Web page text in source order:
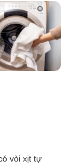
vòi xịt tự